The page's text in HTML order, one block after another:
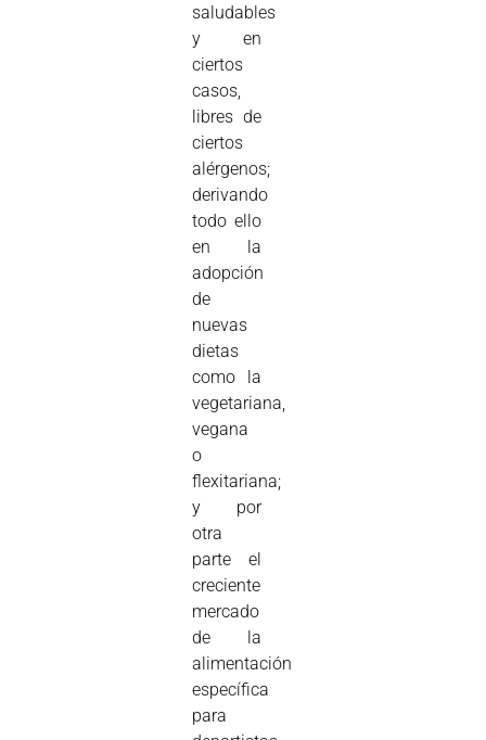
saludables
y en
ciertos
casos,
libres de
ciertos
alérgenos;
derivando
todo ello
en la
adopción
de
nuevas
dietas
como la
vegetariana,
vegana
o
flexitariana;
y por
otra
parte el
creciente
mercado
de la
alimentación
específica
para